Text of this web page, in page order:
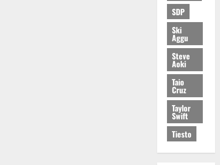
SDP
Ski
Aggu
Steve
Aoki
Taio
Cruz
Taylor
Swift
Tiesto